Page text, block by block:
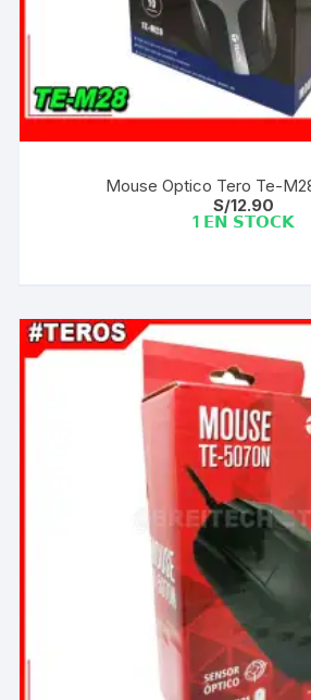
Mouse Optico Tero Te-
S/12.90
1 𝗘𝗡 𝗦𝗧𝗢𝗖𝗞